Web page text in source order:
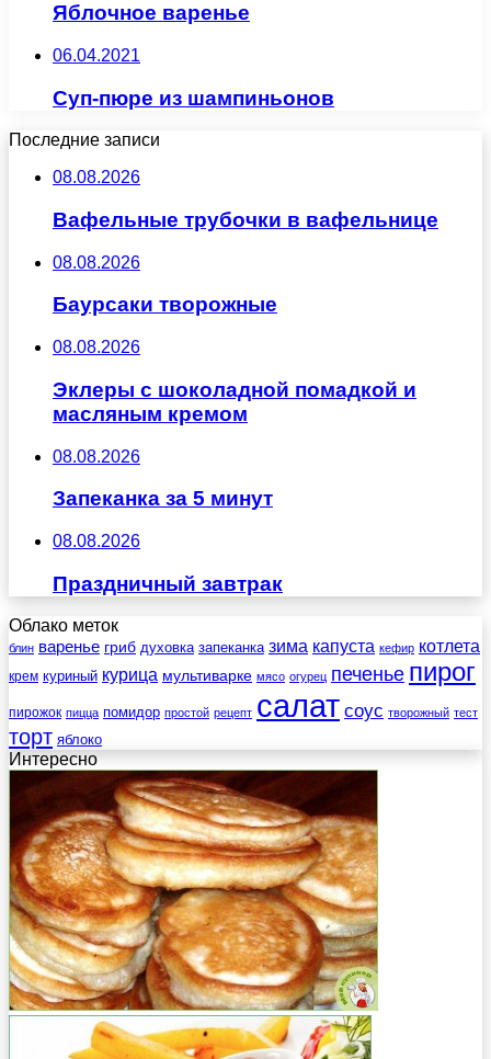
Яблочное варенье
06.04.2021
Суп-пюре из шампиньонов
Последние записи
08.08.2026
Вафельные трубочки в вафельнице
08.08.2026
Баурсаки творожные
08.08.2026
Эклеры с шоколадной помадкой и
масляным кремом
08.08.2026
Запеканка за 5 минут
08.08.2026
Праздничный завтрак
Облако меток
блин варенье гриб духовка запеканка зима капуста кефир котлета
крем куриный курица мультиварке мясо огурец печенье пирог
пирожок пицца помидор простой рецепт салат соус творожный тест
торт яблоко
Интересно